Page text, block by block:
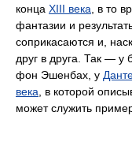
конца XIII века, в то
фантазии и
соприкасаются и,
друг в друга. Так — у
фон Эшенбах, у
века, в которой
может служить